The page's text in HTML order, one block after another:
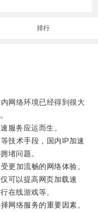
排行
网络环境已经得到很大
务应运而生。
技术手段，国内IP加速
堵问题。
加流畅的网络体验。
可以提高网页加载速
在线游戏等。
络服务的重要因素。